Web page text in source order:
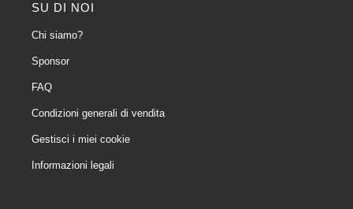
SU DI NOI
Chi siamo?
Sponsor
FAQ
Condizioni generali di vendita
Gestisci i miei cookie
Informazioni legali